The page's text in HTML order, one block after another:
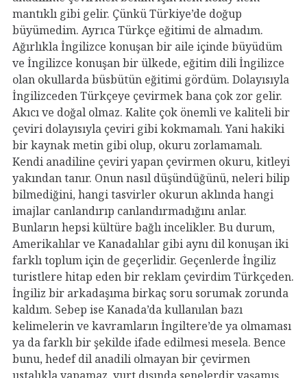
mantıklı gibi gelir. Çünkü Türkiye’de doğup
büyümedim. Ayrıca Türkçe eğitimi de almadım.
Ağırlıkla İngilizce konuşan bir aile içinde büyüdüm
ve İngilizce konuşan bir ülkede, eğitim dili İngilizce
olan okullarda büsbütün eğitimi gördüm. Dolayısıyla
İngilizceden Türkçeye çevirmek bana çok zor gelir.
Akıcı ve doğal olmaz. Kalite çok önemli ve kaliteli bir
çeviri dolayısıyla çeviri gibi kokmamalı. Yani hakiki
bir kaynak metin gibi olup, okuru zorlamamalı.
Kendi anadiline çeviri yapan çevirmen okuru, kitleyi
yakından tanır. Onun nasıl düşündüğünü, neleri bilip
bilmediğini, hangi tasvirler okurun aklında hangi
imajlar canlandırıp canlandırmadığını anlar.
Bunların hepsi kültüre bağlı incelikler. Bu durum,
Amerikalılar ve Kanadalılar gibi aynı dil konuşan iki
farklı toplum için de geçerlidir. Geçenlerde İngiliz
turistlere hitap eden bir reklam çevirdim Türkçeden.
İngiliz bir arkadaşıma birkaç soru sorumak zorunda
kaldım. Sebep ise Kanada’da kullanılan bazı
kelimelerin ve kavramların İngiltere’de ya olmaması
ya da farklı bir şekilde ifade edilmesi mesela. Bence
bunu, hedef dil anadili olmayan bir çevirmen